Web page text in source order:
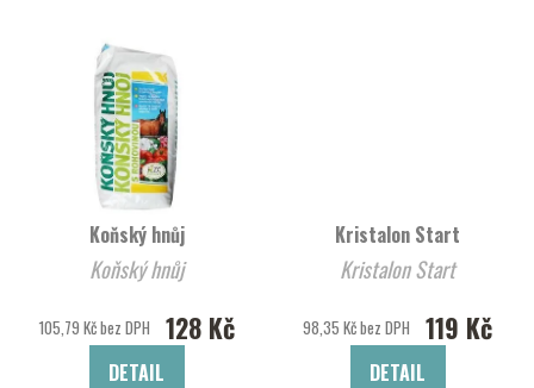
Koňský hnůj
Koňský hnůj
105,79 Kč bez DPH 128 Kč
DETAIL
Kristalon Start
Kristalon Start
98,35 Kč bez DPH 119 Kč
DETAIL